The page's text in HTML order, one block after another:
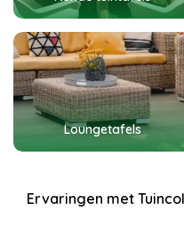
Loungetafels
Ervaringen met